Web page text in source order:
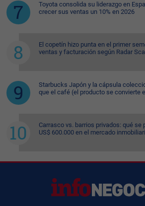
Toyota consolida su liderazgo en
crecer sus ventas un 10% en 2026
El copetín hizo punta en el primer
ventas y facturación según Radar
Starbucks Japón y la cápsula
que el café (el producto se convierte
Carrasco vs. barrios privados: qué se
US$ 600.000 en el mercado